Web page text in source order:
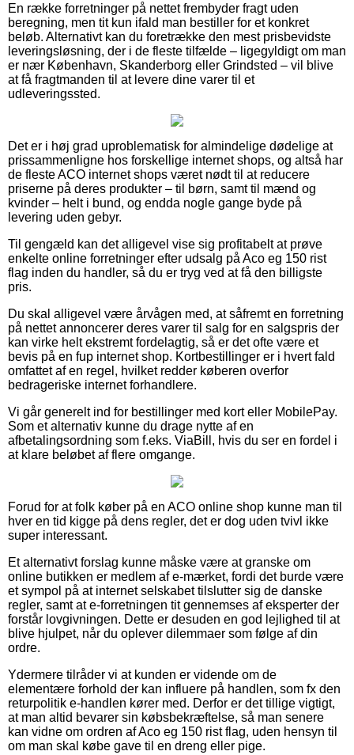
En række forretninger på nettet frembyder fragt uden
beregning, men tit kun ifald man bestiller for et konkret
beløb. Alternativt kan du foretrække den mest prisbevidste
leveringsløsning, der i de fleste tilfælde – ligegyldigt om man
er nær København, Skanderborg eller Grindsted – vil blive
at få fragtmanden til at levere dine varer til et
udleveringssted.
Det er i høj grad uproblematisk for almindelige dødelige at
prissammenligne hos forskellige internet shops, og altså har
de fleste ACO internet shops været nødt til at reducere
priserne på deres produkter – til børn, samt til mænd og
kvinder – helt i bund, og endda nogle gange byde på
levering uden gebyr.
Til gengæld kan det alligevel vise sig profitabelt at prøve
enkelte online forretninger efter udsalg på Aco eg 150 rist
flag inden du handler, så du er tryg ved at få den billigste
pris.
Du skal alligevel være årvågen med, at såfremt en forretning
på nettet annoncerer deres varer til salg for en salgspris der
kan virke helt ekstremt fordelagtig, så er det ofte være et
bevis på en fup internet shop. Kortbestillinger er i hvert fald
omfattet af en regel, hvilket redder køberen overfor
bedrageriske internet forhandlere.
Vi går generelt ind for bestillinger med kort eller MobilePay.
Som et alternativ kunne du drage nytte af en
afbetalingsordning som f.eks. ViaBill, hvis du ser en fordel i
at klare beløbet af flere omgange.
Forud for at folk køber på en ACO online shop kunne man til
hver en tid kigge på dens regler, det er dog uden tvivl ikke
super interessant.
Et alternativt forslag kunne måske være at granske om
online butikken er medlem af e-mærket, fordi det burde være
et sympol på at internet selskabet tilslutter sig de danske
regler, samt at e-forretningen tit gennemses af eksperter der
forstår lovgivningen. Dette er desuden en god lejlighed til at
blive hjulpet, når du oplever dilemmaer som følge af din
ordre.
Ydermere tilråder vi at kunden er vidende om de
elementære forhold der kan influere på handlen, som fx den
returpolitik e-handlen kører med. Derfor er det tillige vigtigt,
at man altid bevarer sin købsbekræftelse, så man senere
kan vidne om ordren af Aco eg 150 rist flag, uden hensyn til
om man skal købe gave til en dreng eller pige.